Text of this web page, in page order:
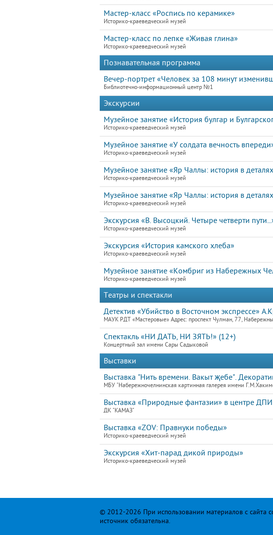
Мастер-класс «Роспись по керамике»
Историко-краеведческий музей
Мастер-класс по лепке «Живая глина»
Историко-краеведческий музей
Познавательная программа
Вечер-портрет «Человек за 108 минут
Библиотечно-информационный центр №1
Экскурсии
Музейное занятие «История булгар и
Историко-краеведческий музей
Музейное занятие «У солдата вечность
Историко-краеведческий музей
Музейное занятие «Яр Чаллы: история в
Историко-краеведческий музей
Музейное занятие «Яр Чаллы: история в
Историко-краеведческий музей
Экскурсия «В. Высоцкий. Четыре четверти
Историко-краеведческий музей
Экскурсия «История камского хлеба»
Историко-краеведческий музей
Музейное занятие «Комбриг из Набережных
Историко-краеведческий музей
Театры и спектакли
Детектив «Убийство в Восточном экспрессе»
МАУК РДТ «Мастеровые» Адрес: проспект Чулман, 77,
Спектакль «НИ ДАТЬ, НИ ЗЯТЬ!» (12+)
Концертный зал имени Сары Садыковой
Выставки
Выставка "Нить времени. Вакыт җебе".
МБУ "Набережночелнинская картинная галерея имени
Выставка «Природные фантазии» в центре
ДК "КАМАЗ"
Выставка «ZOV: Правнуки победы»
Историко-краеведческий музей
Экскурсия «Хит-парад дикой природы»
Историко-краеведческий музей
© 2012-2026 При использовании материалов с сайта
источник обязательна.